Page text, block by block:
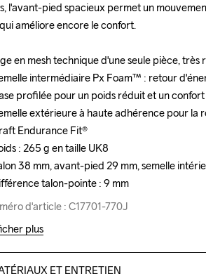
l'avant-pied spacieux permet un
améliore encore le confort.
en mesh technique d'une seule pièce,
intermédiaire Px Foam™ : retour
profilée pour un poids réduit et un
extérieure à haute adhérence pour la
Endurance Fit®
: 265 g en taille UK8
38 mm, avant-pied 29 mm, semelle
talon-pointe : 9 mm
d'article : C17701-770J
l'avant-pied spacieux permet un
améliore encore le confort.
en mesh technique d'une seule pièce,
intermédiaire Px Foam™ : retour
profilée pour un poids réduit et un
extérieure à haute adhérence pour la
Endurance Fit®
: 265 g en taille UK8
38 mm, avant-pied 29 mm, semelle
talon-pointe : 9 mm
d'article : C17701-770J
plus
ET ENTRETIEN